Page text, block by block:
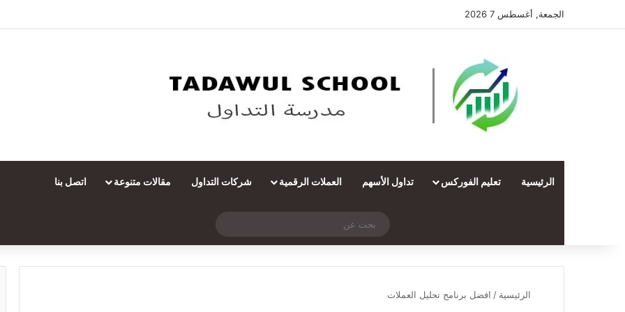
الجمعة, أغسطس 7 2026
الرئيسية تعليم الفوركس تداول الأسهم العملات الرقمية شركات التداول مقالات متنوعة اتصل بنا
تسجيل الدخول
مقال عشوائي
عن
الرئيسية / افضل برنامج تحليل العملات